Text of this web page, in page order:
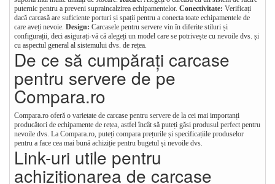
puternic pentru a preveni supraincalzirea echipamentelor. Conectivitate: Verificați
dacă carcasă are suficiente porturi și spații pentru a conecta toate echipamentele de
care aveți nevoie. Design: Carcasele pentru servere vin în diferite stiluri și
configurații, deci asigurați-vă că alegeți un model care se potrivește cu nevoile dvs. și
cu aspectul general al sistemului dvs. de rețea.
De ce să cumpărați carcase
pentru servere de pe
Compara.ro
Compara.ro oferă o varietate de carcase pentru servere de la cei mai importanți
producători de echipamente de rețea, astfel încât să puteți găsi produsul perfect pentru
nevoile dvs. La Compara.ro, puteți compara prețurile și specificațiile produselor
pentru a face cea mai bună achiziție pentru bugetul și nevoile dvs.
Link-uri utile pentru
achiziționarea de carcase